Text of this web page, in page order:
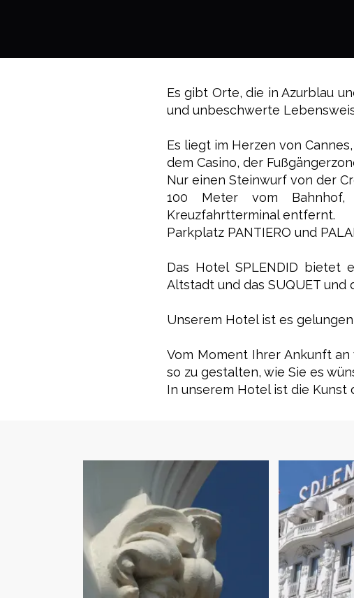
Es gibt Orte, die in Azurblau
und unbeschwerte
Es liegt im Herzen von
dem Casino, der
Nur einen Steinwurf von der
100 Meter vom Bahnhof,
Kreuzfahrtterminal entfernt.
Parkplatz PANTIERO und
Das Hotel SPLENDID bietet
Altstadt und das SUQUET
Unserem Hotel ist es
Vom Moment Ihrer Ankunft
so zu gestalten, wie Sie es
In unserem Hotel ist die